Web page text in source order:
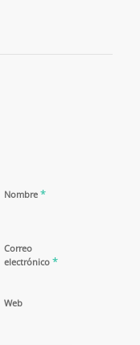
Nombre *
Correo
electrónico *
Web